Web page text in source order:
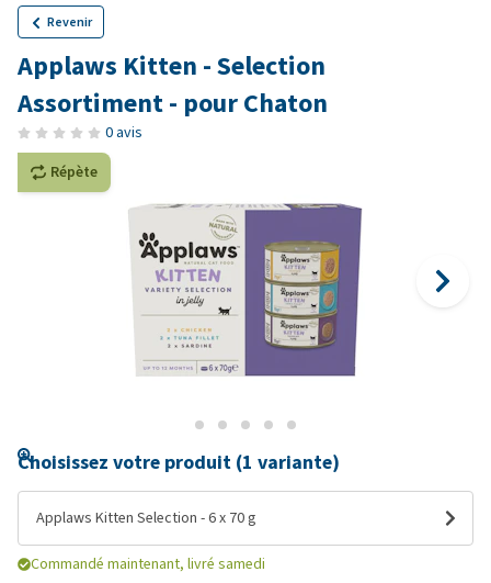
Revenir
Applaws Kitten - Selection
Assortiment - pour Chaton
0 avis
Répète
Choisissez votre produit (1 variante)
Applaws Kitten Selection - 6 x 70 g
Commandé maintenant, livré samedi